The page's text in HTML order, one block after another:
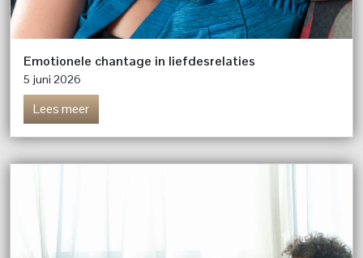
Emotionele chantage in liefdesrelaties
5 juni 2026
Lees meer